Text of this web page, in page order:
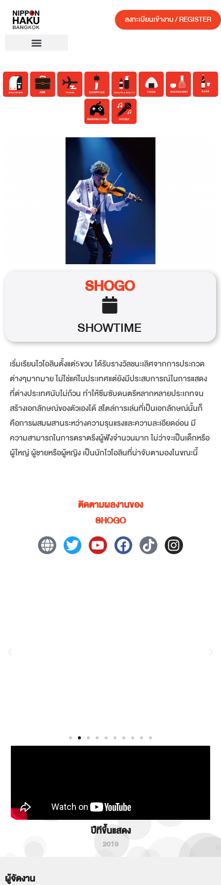
ลงทะเบียนเข้างาน / REGISTER
SHOGO
SHOWTIME
เริ่มเรียนไวโอลินตั้งแต่5ขวบ ได้รับรางวัลชนะเลิศจากการประกวด
ต่างๆมากมาย ไม่ใช่แค่ในประเทศแต่ยังมีประสบการณ์ในการแสดง
ที่ต่างประเทศนับไม่ถ้วน ทำให้ซึมซับดนตรีหลากหลายประเภทจน
สร้างเอกลักษณ์ของตัวเองได้ สไตล์การเล่นที่เป็นเอกลักษณ์นั้นก็
คือการผสมผสานระหว่างความรุนแรงและความละเอียดอ่อน มี
ความสามารถในการตราตรึงผู้ฟังจำนวนมาก ไม่ว่าจะเป็นเด็กหรือ
ผู้ใหญ่ ผู้ชายหรือผู้หญิง เป็นนักไวโอลินที่น่าจับตามองในขณะนี้
ติดตามผลงานของ
SHOGO
ปีทีขึ้นแสดง
2019
ผู้จัดงาน